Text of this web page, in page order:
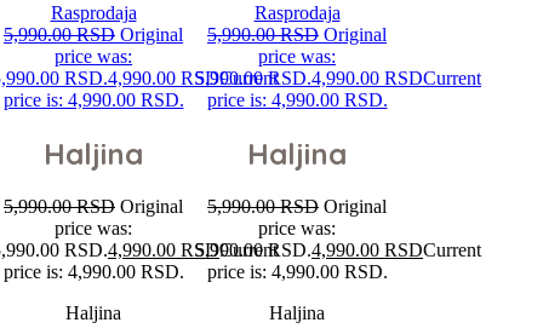
Rasprodaja
5,990.00RSD Original
price was:
RSD.4,990.00 RSDCurrent
price is: 4,990.00 RSD.
Haljina
5,990.00RSD Original
price was:
RSD.4,990.00 RSDCurrent
price is: 4,990.00 RSD.
Haljina
Rasprodaja
5,990.00RSD Original
price was:
5,990.00 RSD.4,990.00 RSDCurrent
price is: 4,990.00 RSD.
Haljina
5,990.00RSD Original
price was:
5,990.00 RSD.4,990.00 RSDCurrent
price is: 4,990.00 RSD.
Haljina